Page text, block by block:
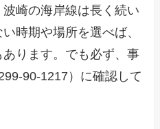
崎の海岸線は長く続い
時期や場所を選べば、
ります。でも必ず、事
90-1217）に確認して